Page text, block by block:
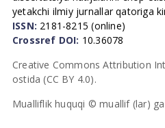
yetakchi ilmiy jurnallar qatoriga
ISSN: 2181-8215 (online)
Crossref DOI: 10.36078
Creative Commons Attribution
ostida (CC BY 4.0).
Mualliflik huquqi © muallif (lar)